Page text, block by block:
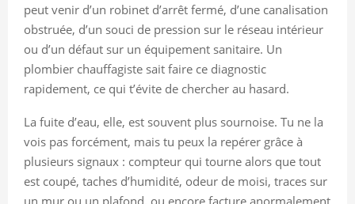
peut venir d’un robinet d’arrêt fermé, d’une canalisation
obstruée, d’un souci de pression sur le réseau intérieur
ou d’un défaut sur un équipement sanitaire. Un
plombier chauffagiste sait faire ce diagnostic
rapidement, ce qui t’évite de chercher au hasard.
La fuite d’eau, elle, est souvent plus sournoise. Tu ne la
vois pas forcément, mais tu peux la repérer grâce à
plusieurs signaux : compteur qui tourne alors que tout
est coupé, taches d’humidité, odeur de moisi, traces sur
un mur ou un plafond, ou encore facture anormalement